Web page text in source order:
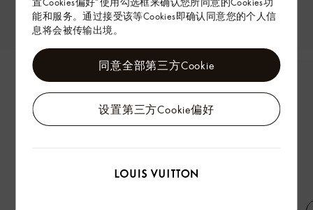
能和服务。通过接受该等Cookies即确认同意您的个人信
息将会被传输出境。
设置第三方Cookie偏好
同意全部第三方Cookie